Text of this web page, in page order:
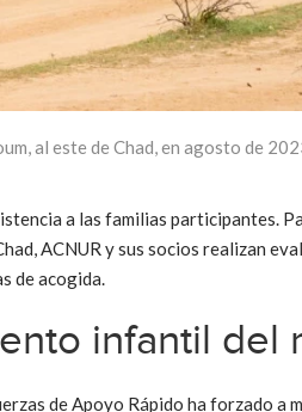
al este de Chad, en agosto de
a las familias participantes.
ACNUR y sus socios realizan
de acogida.
infantil del
de Apoyo Rápido ha forzado a